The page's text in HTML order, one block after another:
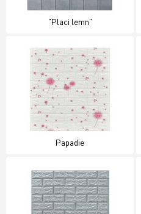
"Placi lemn"
Papadie